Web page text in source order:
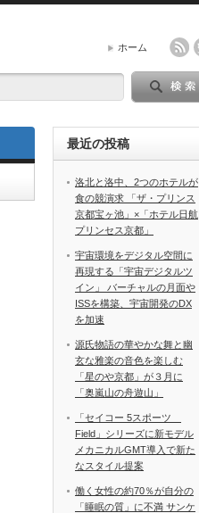
ホーム
最近の投稿
洛北と洛中、2つのホテルが
食の競演求 「ザ・プリンス
京都宝ヶ池」×「ホテル日航
プリンセス京都」
宇宙環境をデジタル空間に
再現する「宇宙デジタルツ
イン」 バーチャルの月面や
ISSを構築、宇宙開発のDX
を加速
源氏物語の華やかな舞と幽
玄な雅楽の音色を楽しむ
「星のや京都」が３月に
「奥嵐山の舟遊山」
「セイコー 5スポーツ
Field」シリーズに新モデル
メカニカルGMT導入で新た
なスタイル提案
働く女性の約70％が自分の
「睡眠の質」に不満 サンケ